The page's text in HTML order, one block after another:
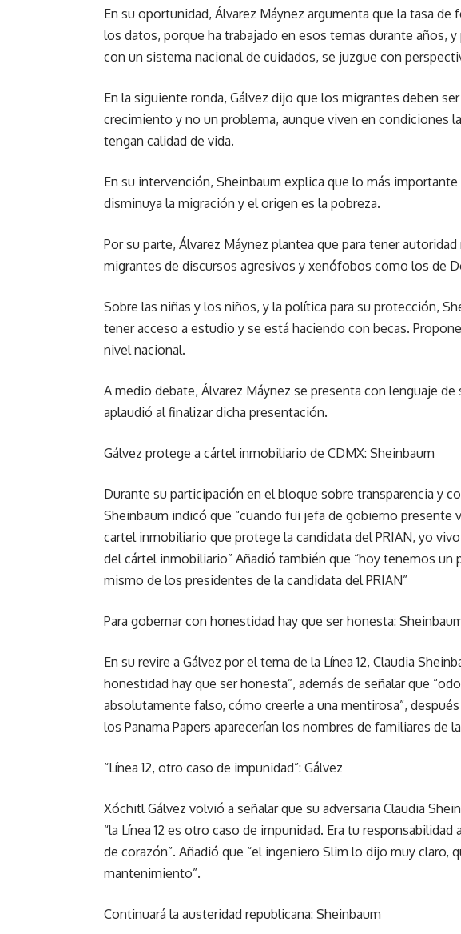
En su oportunidad, Álvarez Máynez argumenta que la tasa
los datos, porque ha trabajado en esos temas durante años,
con un sistema nacional de cuidados, se juzgue con
En la siguiente ronda, Gálvez dijo que los migrantes deben
crecimiento y no un problema, aunque viven en condiciones
tengan calidad de vida.
En su intervención, Sheinbaum explica que lo más importante
disminuya la migración y el origen es la pobreza.
Por su parte, Álvarez Máynez plantea que para tener
migrantes de discursos agresivos y xenófobos como los de
Sobre las niñas y los niños, y la política para su protección,
tener acceso a estudio y se está haciendo con becas.
nivel nacional.
A medio debate, Álvarez Máynez se presenta con lenguaje de
aplaudió al finalizar dicha presentación.
Gálvez protege a cártel inmobiliario de CDMX: Sheinbaum
Durante su participación en el bloque sobre transparencia y
Sheinbaum indicó que “cuando fui jefa de gobierno presente
cartel inmobiliario que protege la candidata del PRIAN, yo
del cártel inmobiliario” Añadió también que “hoy tenemos
mismo de los presidentes de la candidata del PRIAN”
Para gobernar con honestidad hay que ser honesta:
En su revire a Gálvez por el tema de la Línea 12, Claudia
honestidad hay que ser honesta”, además de señalar que
absolutamente falso, cómo creerle a una mentirosa”,
los Panama Papers aparecerían los nombres de familiares de
“Línea 12, otro caso de impunidad”: Gálvez
Xóchitl Gálvez volvió a señalar que su adversaria Claudia
“la Línea 12 es otro caso de impunidad. Era tu
de corazón”. Añadió que “el ingeniero Slim lo dijo muy claro,
mantenimiento”.
Continuará la austeridad republicana: Sheinbaum